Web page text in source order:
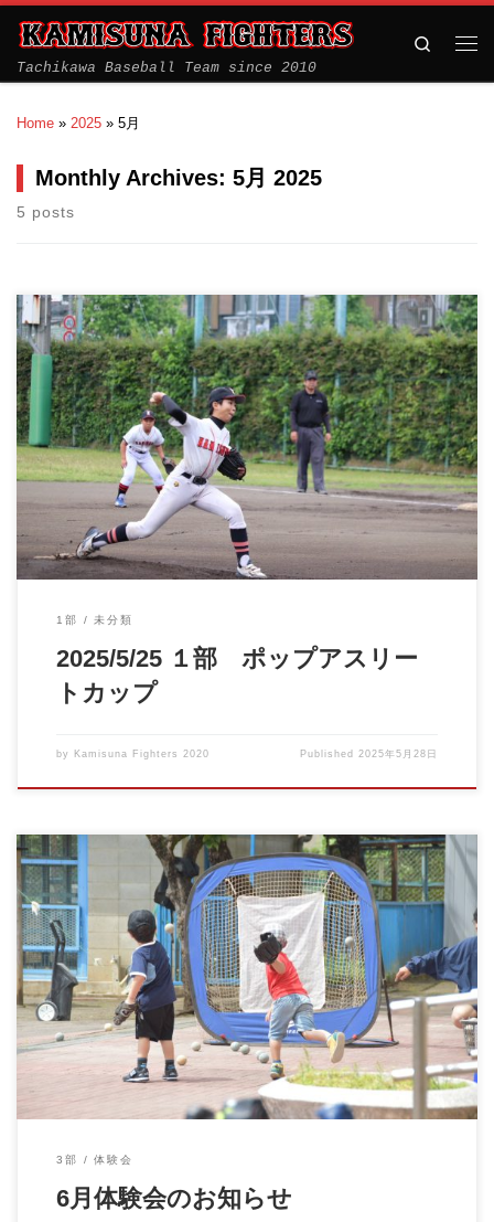
Tachikawa Baseball Team since 2010
Search
Home » 2025 » 5月
Monthly Archives: 5月 2025
5 posts
ポップアスリートカップに参戦しました 雨上がりのグラウンドの
中で行われた試合 全 […]
1部 未分類
2025/5/25 １部 ポップアスリー
トカップ
by Kamisuna Fighters 2020 Published2025年5月28日
6月の体験会のお知らせです。 事前の申し込みは不要です。 興味
のある方は、直接お […]
3部 体験会
6月体験会のお知らせ